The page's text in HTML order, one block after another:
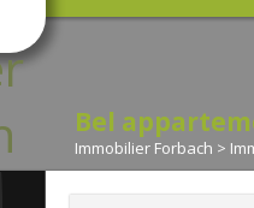
Bel
Immobilier Forbach >